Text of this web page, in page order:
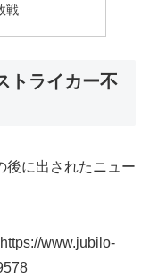
戦
トライカー不
後に出されたニュー
www.jubilo-